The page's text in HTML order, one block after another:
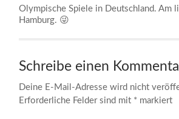
Olympische Spiele in Deutschland. Am
Hamburg. 😜
Schreibe einen
Deine E-Mail-Adresse wird nicht
Erforderliche Felder sind mit * markiert